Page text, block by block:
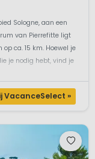
Sologne, aan een
van Pierrefitte ligt
ca. 15 km. Hoewel je
je nodig hebt, vind je
VacanceSelect »